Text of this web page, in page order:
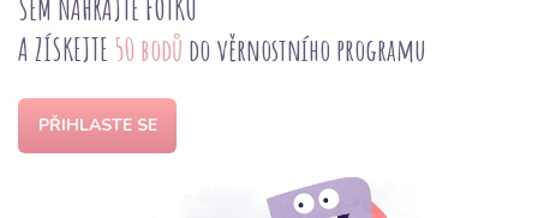
SEM NAHRAJTE FOTKU
A ZÍSKEJTE 50 bodů do věrnostního programu
PŘIHLASTE SE